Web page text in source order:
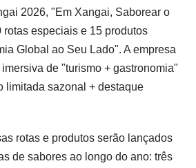
2026, "Em Xangai, Saborear o
rotas especiais e 15 produtos
Global ao Seu Lado". A empresa
de "turismo + gastronomia"
limitada sazonal + destaque
rotas e produtos serão lançados
de sabores ao longo do ano: três